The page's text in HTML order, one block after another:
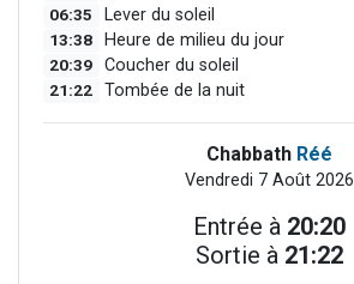
06:35 Lever du soleil
13:38 Heure de milieu du jour
20:39 Coucher du soleil
21:22 Tombée de la nuit
Chabbath Réé
Vendredi 7 Août 2026
Entrée à 20:20
Sortie à 21:22